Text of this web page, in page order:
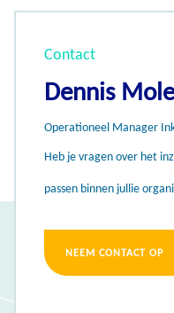
Contact
Dennis
Operationeel Manager
Heb je vragen over het
passen binnen jullie
NEEM CONTACT OP